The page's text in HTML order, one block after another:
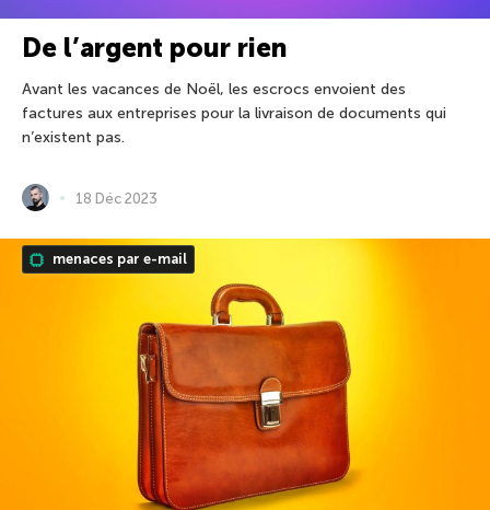
De l’argent pour rien
Avant les vacances de Noël, les escrocs envoient des
factures aux entreprises pour la livraison de documents qui
n’existent pas.
18 Déc 2023
menaces par e-mail